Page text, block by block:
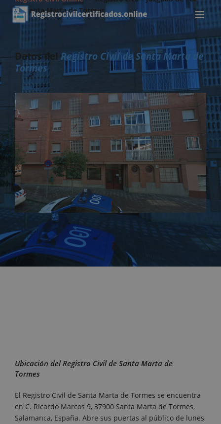
de Santa Marta de Tormes
Datos del Registro Civil de Santa Marta de
Tormes
Ubicación del Registro Civil de Santa Marta de
Tormes
El Registro Civil de Santa Marta de Tormes se encuentra
en C. Ricardo Marcos 9, 37900 Santa Marta de Tormes,
Salamanca, España. Abre sus puertas al público de lunes